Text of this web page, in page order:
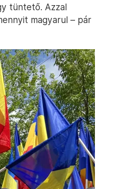
tüntető. Azzal
magyarul – pár